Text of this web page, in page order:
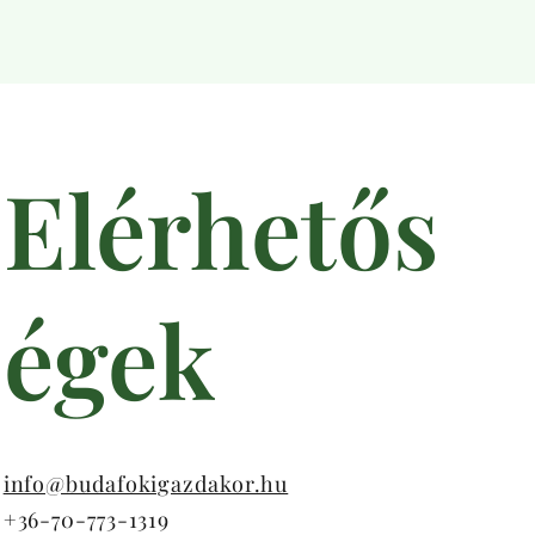
Elérhetős
égek
info@budafokigazdakor.hu
+36-70-773-1319